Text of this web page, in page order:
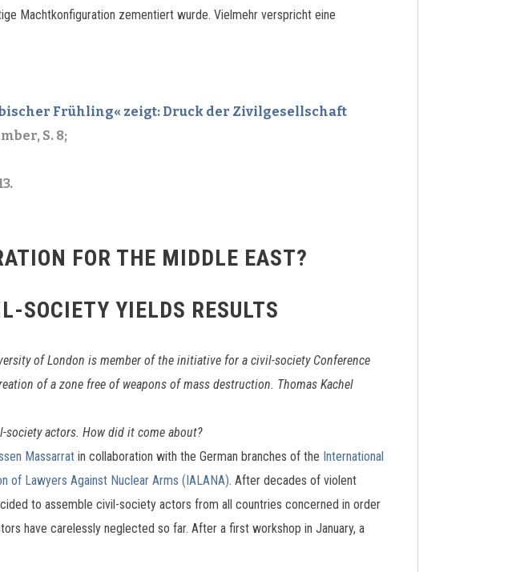
Machtkonfiguration zementiert wurde. Vielmehr verspricht eine
Frühling« zeigt: Druck der Zivilgesellschaft
S. 8;
FOR THE MIDDLE EAST?
SOCIETY YIELDS RESULTS
of London is member of the initiative for a civil-society Conference
of a zone free of weapons of mass destruction. Thomas Kachel
actors. How did it come about?
Massarrat in collaboration with the German branches of the International
of Lawyers Against Nuclear Arms (IALANA). After decades of violent
to assemble civil-society actors from all countries concerned in order
have carelessly neglected so far. After a first workshop in January, a